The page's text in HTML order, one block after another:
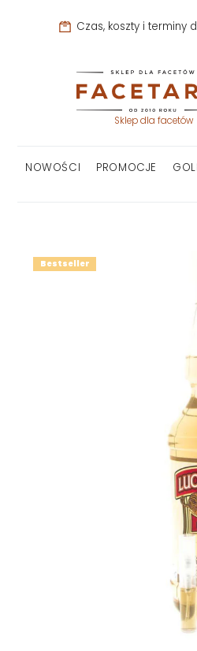
Czas, koszty i terminy
Sklep dla facetów
NOWOŚCI PROMOCJE
Bestseller